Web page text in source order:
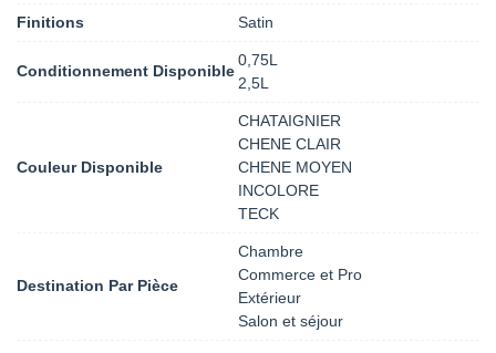
Finitions Satin
Conditionnement Disponible
0,75L
2,5L
Couleur Disponible
CHATAIGNIER
CHENE CLAIR
CHENE MOYEN
INCOLORE
TECK
Destination Par Pièce
Chambre
Commerce et Pro
Extérieur
Salon et séjour